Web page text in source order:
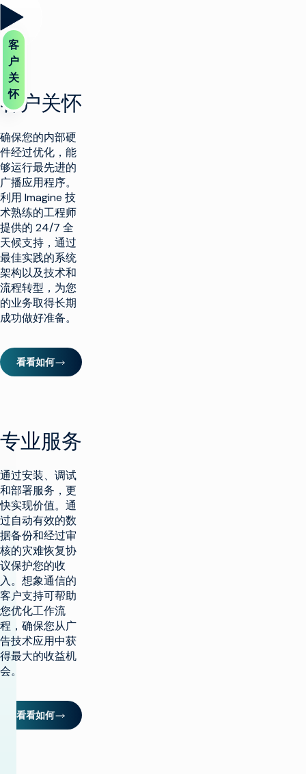
客
户
关
怀
客户关怀
确保您的内部硬
件经过优化，能
够运行最先进的
广播应用程序。
利用 Imagine 技
术熟练的工程师
提供的 24/7 全
天候支持，通过
最佳实践的系统
架构以及技术和
流程转型，为您
的业务取得长期
成功做好准备。
看看如何
专业服务
通过安装、调试
和部署服务，更
快实现价值。通
过自动有效的数
据备份和经过审
核的灾难恢复协
议保护您的收
入。想象通信的
客户支持可帮助
您优化工作流
程，确保您从广
告技术应用中获
得最大的收益机
会。
看看如何